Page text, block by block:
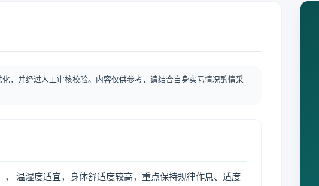
，并经过人工审核校验。内容仅供参考，请结合自身实际情况酌情采
温湿度适宜，身体舒适度较高，重点保持规律作息、适度